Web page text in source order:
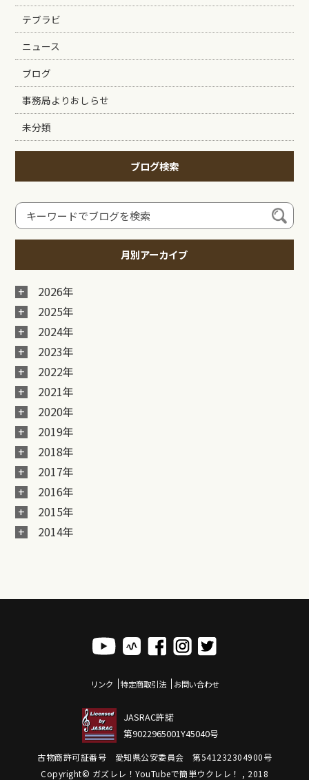
テブラビ
ニュース
ブログ
事務局よりおしらせ
未分類
ブログ検索
月別アーカイブ
2026年
2025年
2024年
2023年
2022年
2021年
2020年
2019年
2018年
2017年
2016年
2015年
2014年
リンク 特定商取引法 お問い合わせ
JASRAC許諾
第9022965001Y45040号
古物商許可証番号 愛知県公安委員会 第541232304900号
Copyright© ガズレレ！YouTubeで簡単ウクレレ！ , 2018